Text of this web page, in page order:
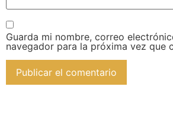
Guarda mi nombre, correo
navegador para la próxima vez que